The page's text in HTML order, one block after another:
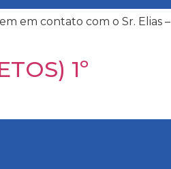
em contato com o Sr. Elias –
1º